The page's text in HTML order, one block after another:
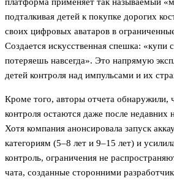
подталкивая детей к покупке дорогих
своих цифровых аватаров в
Создается искусственная спешка: «купи
потеряешь навсегда». Это напрямую
детей контроля над импульсами и их
Кроме того, авторы отчета обнаружили,
контроля остаются даже после недавних
Хотя компания анонсировала запуск
категориям (5–8 лет и 9–15 лет) и
контроль, ограничения не
чата, созданные сторонними